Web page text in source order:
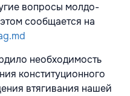
вопросы молдо-
сообщается на
необходимость
конституционного
втягивания нашей